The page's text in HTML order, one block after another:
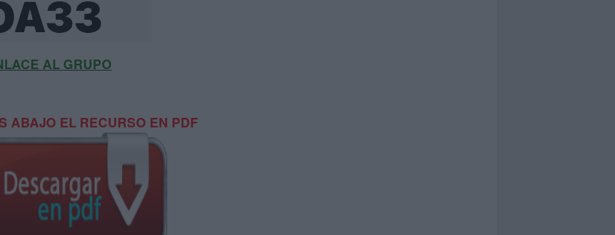
AL GRUPO
ABAJO EL RECURSO EN PDF